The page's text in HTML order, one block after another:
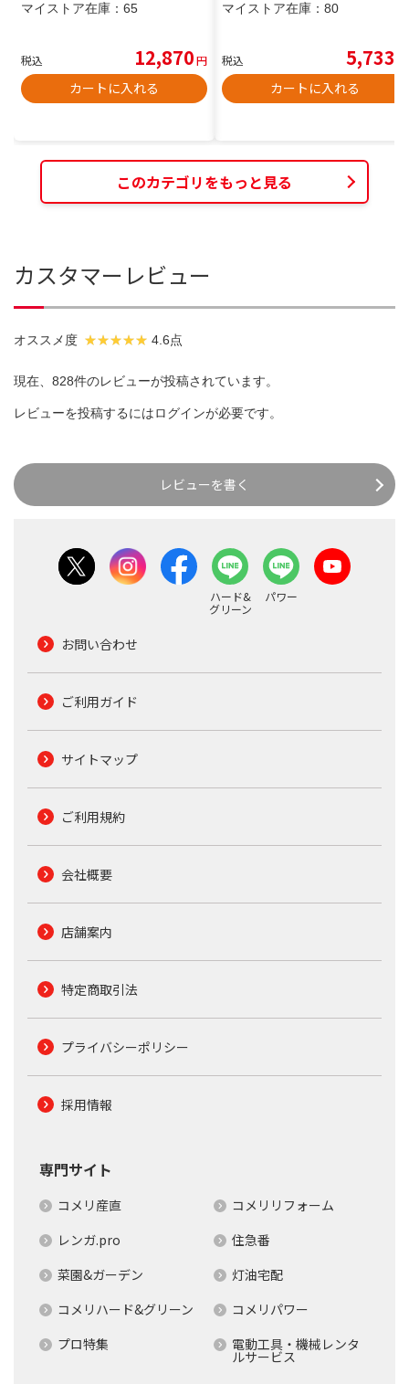
マイストア在庫： 65
税込 12,870円
カートに入れる
マイストア在庫： 80
税込 5,733
カートに入れる
このカテゴリをもっと見る
カスタマーレビュー
オススメ度 4.6点
現在、828件のレビューが投稿されています。
レビューを投稿するにはログインが必要です。
レビューを書く
ハード&
グリーン
パワー
お問い合わせ
ご利用ガイド
サイトマップ
ご利用規約
会社概要
店舗案内
特定商取引法
プライバシーポリシー
採用情報
専門サイト
コメリ産直
コメリリフォーム
レンガ.pro
住急番
菜園&ガーデン
灯油宅配
コメリハード&グリーン
コメリパワー
プロ特集
電動工具・機械レンタ
ルサービス